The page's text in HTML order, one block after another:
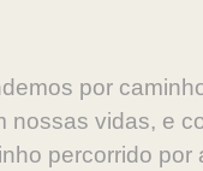
por
vidas, e
percorrido